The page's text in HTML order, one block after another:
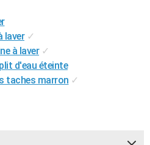
laver ✓
à laver ✓
d'eau éteinte
taches marron ✓